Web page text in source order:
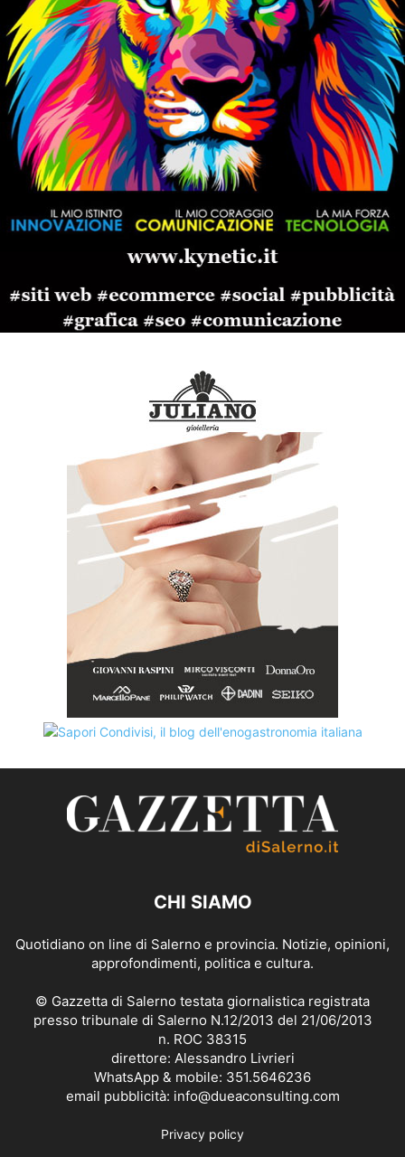
CHI SIAMO
Quotidiano on line di Salerno e provincia. Notizie, opinioni,
approfondimenti, politica e cultura.
© Gazzetta di Salerno testata giornalistica registrata
presso tribunale di Salerno N.12/2013 del 21/06/2013
n. ROC 38315
direttore: Alessandro Livrieri
WhatsApp & mobile: 351.5646236
email pubblicità: info@dueaconsulting.com
Privacy policy